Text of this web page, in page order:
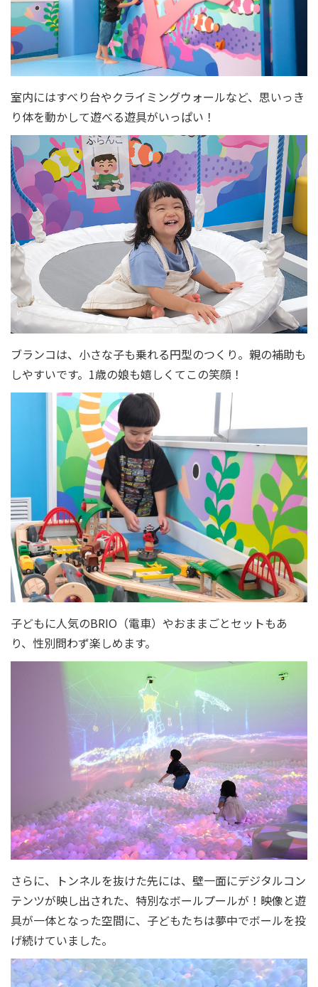
室内にはすべり台やクライミングウォールなど、思いっき
り体を動かして遊べる遊具がいっぱい！
ブランコは、小さな子も乗れる円型のつくり。親の補助も
しやすいです。1歳の娘も嬉しくてこの笑顔！
子どもに人気のBRIO（電車）やおままごとセットもあ
り、性別問わず楽しめます。
さらに、トンネルを抜けた先には、壁一面にデジタルコン
テンツが映し出された、特別なボールプールが！映像と遊
具が一体となった空間に、子どもたちは夢中でボールを投
げ続けていました。